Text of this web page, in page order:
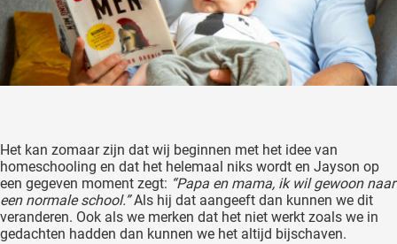
Het kan zomaar zijn dat wij beginnen met het idee van
homeschooling en dat het helemaal niks wordt en Jayson op
een gegeven moment zegt: “Papa en mama, ik wil gewoon naar
een normale school.”Als hij dat aangeeft dan kunnen we dit
veranderen. Ook als we merken dat het niet werkt zoals we in
gedachten hadden dan kunnen we het altijd bijschaven.